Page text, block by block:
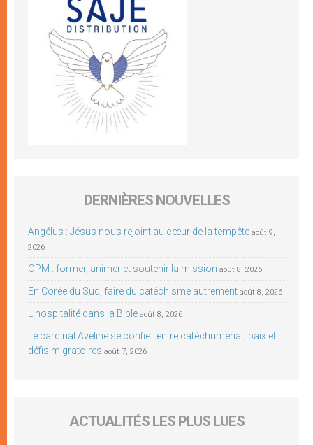
DERNIÈRES NOUVELLES
Angélus : Jésus nous rejoint au cœur de la tempête août 9,
2026
OPM : former, animer et soutenir la mission août 8, 2026
En Corée du Sud, faire du catéchisme autrement août 8, 2026
L’hospitalité dans la Bible août 8, 2026
Le cardinal Aveline se confie : entre catéchuménat, paix et
défis migratoires août 7, 2026
ACTUALITÉS LES PLUS LUES